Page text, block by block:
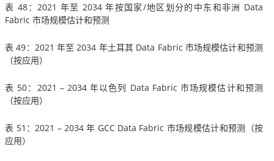
表 48：2021 年至 2034 年按国家/地区划分的中东和非洲 Data
Fabric 市场规模估计和预测
表 49：2021 年至 2034 年土耳其 Data Fabric 市场规模估计和预测
（按应用）
表 50：2021 – 2034 年以色列 Data Fabric 市场规模估计和预测
（按应用）
表 51：2021 – 2034 年 GCC Data Fabric 市场规模估计和预测（按
应用）